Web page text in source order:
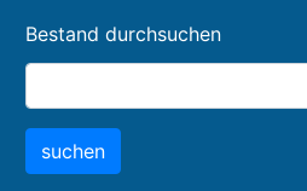
Bestand durchsuchen
suchen